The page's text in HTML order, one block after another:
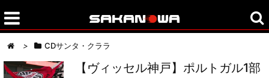
> CDサンタ・クララ
【ヴィッセル神戸】ポルトガル1部